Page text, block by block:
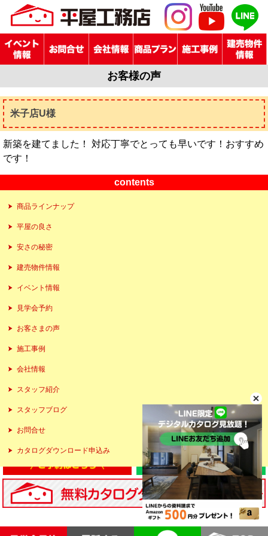
お客様の声
米子店U様
新築を建てました！ 対応丁寧でとっても早いです！おすすめ
です！
contents
商品ラインナップ
平屋の良さ
安さの秘密
建売物件情報
イベント情報
見学会予約
お客さまの声
施工事例
会社情報
スタッフ紹介
スタッフブログ
お問合せ
カタログダウンロード申込み